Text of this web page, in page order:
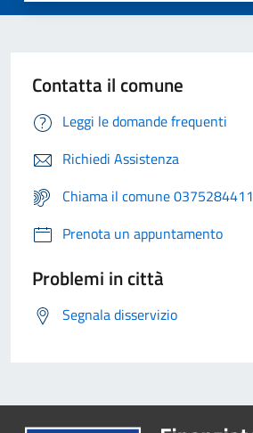
Contatta il comune
Leggi le domande frequenti
Richiedi Assistenza
Chiama il comune 0375284411
Prenota un appuntamento
Problemi in città
Segnala disservizio